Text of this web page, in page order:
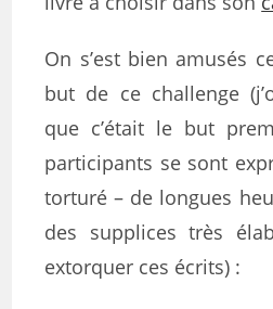
On s’est bien amusés
but de ce challenge
que c’était le but
participants se sont
torturé – de longues
des supplices très
extorquer ces écrits) :